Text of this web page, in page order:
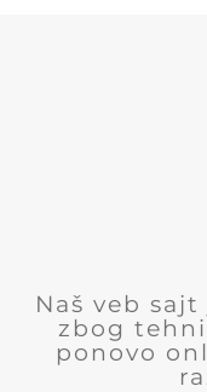
Naš veb
zbog
ponovo